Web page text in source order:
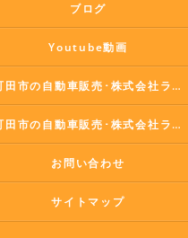
ブログ
Youtube動画
町田市の自動車販売･株式会社ラポールコーポレーションの口コミ情報
町田市の自動車販売･株式会社ラポールコーポレーションのお客様の声
お問い合わせ
サイトマップ